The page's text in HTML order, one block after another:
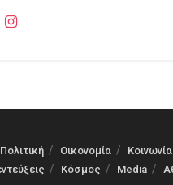
Πολιτική Οικονομία Κοινωνία
Κόσμος Media